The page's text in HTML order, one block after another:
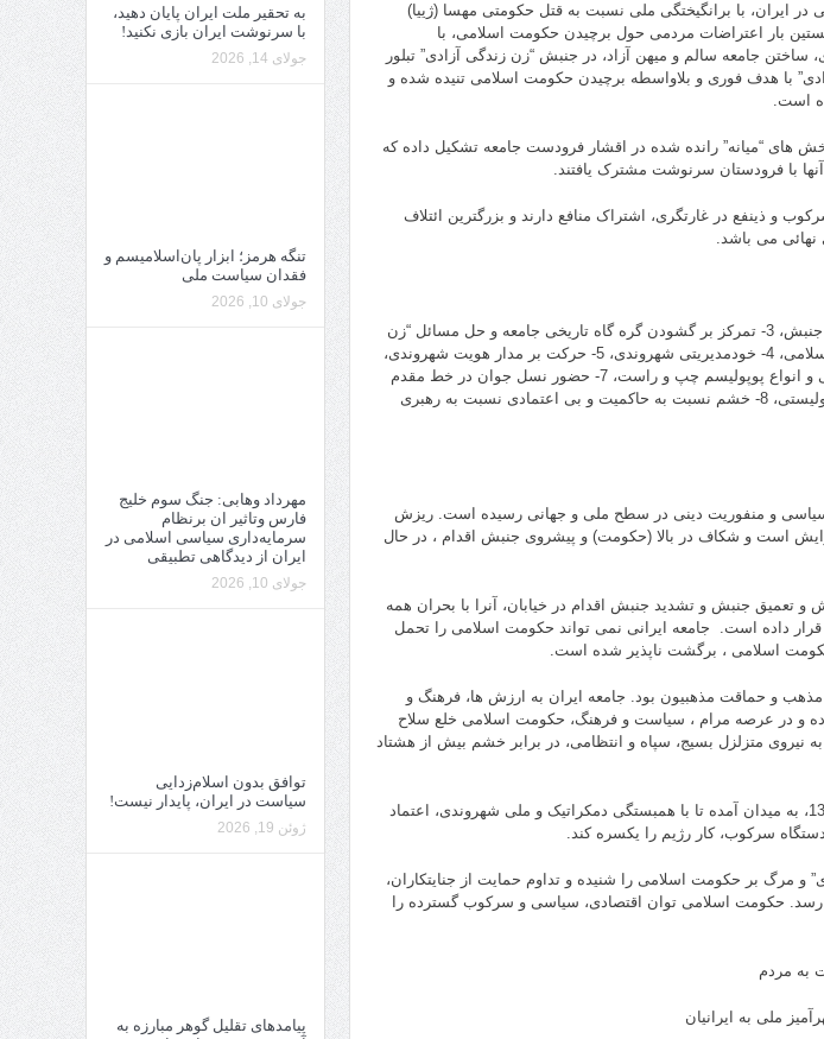
در ایران، با برانگیختگی ملی نسبت به قتل حکومتی مهسا (ژییا)
بار اعتراضات مردمی حول برچیدن حکومت اسلامی، با
ساختن جامعه سالم و میهن آزاد، در جنبش “زن زندگی آزادی” تبلور
با هدف فوری و بلاواسطه برچیدن حکومت اسلامی تنیده شده و
است.
های “میانه” رانده شده در اقشار فرودست جامعه تشکیل داده که
با فرودستان سرنوشت مشترک یافتند.
و ذینفع در غارتگری، اشتراک منافع دارند و بزرگترین ائتلاف
می باشد.
1-فراگیری جنبش، 2- لائیک (غیردینی) بودن جنبش، 3- تمرکز بر گشودن گره گاه تاریخی جامعه و حل مسائل “زن
زندگی آزادی” در پیوند با برچیدن حکومت اسلامی، 4- خودمدیریتی شهروندی، 5- حرکت بر مدار هویت شهروندی،
6- گسست از ارتجاع دینی، قومی، تبارگرائی و انواع پوپولیسم چپ و راست، 7- حضور نسل جوان در خط مقدم
مبارزه خودمدیریت و دور از آرمانگرائی پوپولیستی، 8- خشم نسبت به حاکمیت و بی اعتمادی نسبت به رهبری
سیاسی و منفوریت دینی در سطح ملی و جهانی رسیده است. ریزش
است و شکاف در بالا (حکومت) و پیشروی جنبش اقدام ، در حال
جنبش و تشدید جنبش اقدام در خیابان، آنرا با بحران همه
قرار داده است. جامعه ایرانی نمی تواند حکومت اسلامی را تحمل
اسلامی ، برگشت ناپذیر شده است.
و حماقت مذهبیون بود. جامعه ایران به ارزش ها، فرهنگ و
و در عرصه مرام ، سیاست و فرهنگ، حکومت اسلامی خلع سلاح
نیروی متزلزل بسیج، سپاه و انتظامی، در برابر خشم بیش از هشتاد
جنبش کنونی بر خلاف سال های 1396 و 1398، به میدان آمده تا با همبستگی دمکراتیک و ملی شهروندی، اعتماد
سرکوب، کار رژیم را یکسره کند.
و مرگ بر حکومت اسلامی را شنیده و تداوم حمایت از جنایتکاران،
حکومت اسلامی توان اقتصادی، سیاسی و سرکوب گسترده را
به تحقیر ملت ایران پایان دهید،
با سرنوشت ایران بازی نکنید!
جولای 14, 2026
تنگه هرمز؛ ابزار پان‌اسلامیسم و
فقدان سیاست ملی
جولای 10, 2026
مهرداد وهابی: جنگ سوم خلیج
فارس وتاثیر ان برنظام
سرمایه‌داری سیاسی اسلامی در
ایران از دیدگاهی تطبیقی
جولای 10, 2026
توافق بدون اسلام‌زدایی
سیاست در ایران، پایدار نیست!
ژوئن 19, 2026
پیامدهای تقلیل گوهر مبارزه به